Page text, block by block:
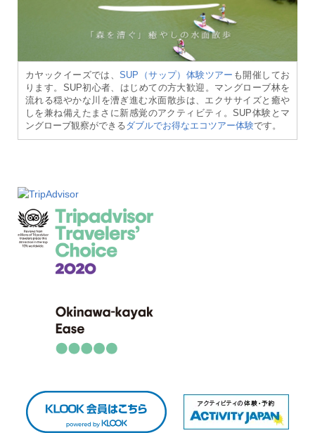
カヤックイーズでは、SUP（サップ）体験ツアー も開催してお
ります。SUP初心者、はじめての方大歓迎。マングローブ林を
流れる穏やかな川を漕ぎ進む水面散歩は、エクササイズと癒や
しを兼ね備えたまさに新感覚のアクティビティ。SUP体験とマ
ングローブ観察ができるダブルでお得なエコツアー体験です。